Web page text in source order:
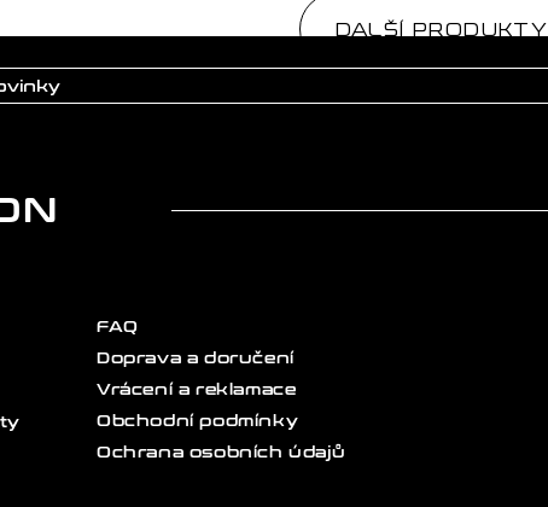
DALŠÍ PRODUKTY
FAQ
Doprava a doručení
Vrácení a reklamace
Obchodní podmínky
Ochrana osobních údajů